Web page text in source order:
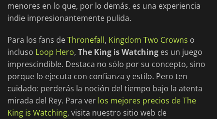
menores en lo que, por lo demás, es una experiencia
indie impresionantemente pulida.
Para los fans deThronefall, Kingdom Two Crowns o
incluso Loop Hero, The King is Watching es un juego
imprescindible. Destaca no sólo por su concepto, sino
porque lo ejecuta con confianza y estilo. Pero ten
cuidado: perderás la noción del tiempo bajo la atenta
mirada del Rey. Para ver los mejores precios de The
King is Watching, visita nuestro sitio web de